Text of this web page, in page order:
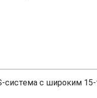
система с широким